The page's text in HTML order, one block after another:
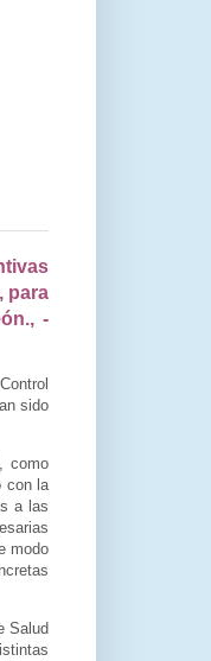
para
-
sido
como
con la
a las
modo
Salud